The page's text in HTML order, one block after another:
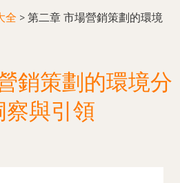
全 > 第二章 市場營銷策劃的環境
銷策劃的環境分
察與引領